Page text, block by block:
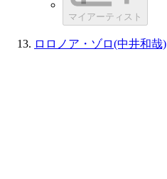
マイアーティスト
ロロノア・ゾロ(中井和哉)